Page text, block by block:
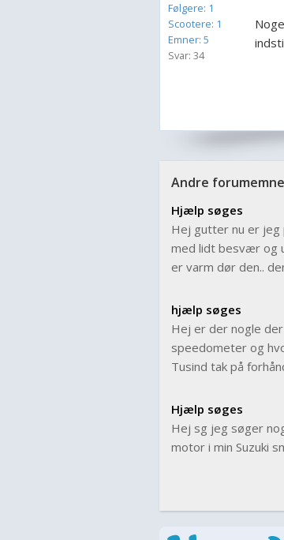
Følgere: 1
Scootere: 1
Emner: 5
Svar: 34
Andre
Hjælp søges
Hej gutter nu er jeg
med lidt besvær og
er varm dør den..
hjælp søges
Hej er der nogle
speedometer og
Tusind tak på
Hjælp søges
Hej sg jeg søger
motor i min Suzuki